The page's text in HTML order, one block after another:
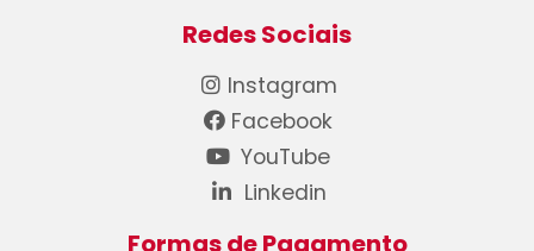
Redes Sociais
Instagram
Facebook
YouTube
Linkedin
Formas de Pagamento